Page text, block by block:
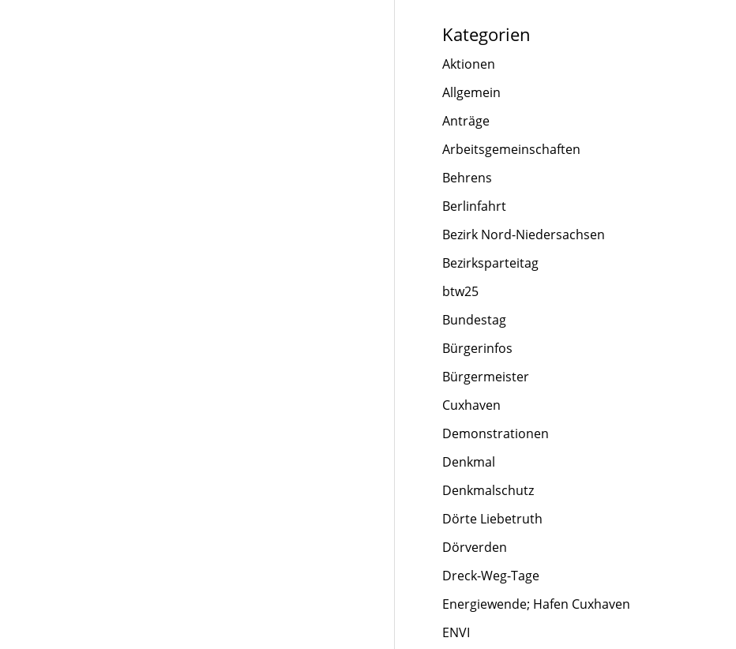
Kategorien
Aktionen
Allgemein
Anträge
Arbeitsgemeinschaften
Behrens
Berlinfahrt
Bezirk Nord-Niedersachsen
Bezirksparteitag
btw25
Bundestag
Bürgerinfos
Bürgermeister
Cuxhaven
Demonstrationen
Denkmal
Denkmalschutz
Dörte Liebetruth
Dörverden
Dreck-Weg-Tage
Energiewende; Hafen Cuxhaven
ENVI